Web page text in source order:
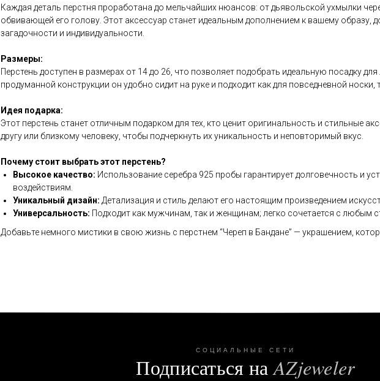
Каждая деталь перстня проработана до мельчайших нюансов: от дьявольской ухмылки
обвивающей его голову. Этот аксессуар станет идеальным дополнением к вашему образу,
загадочности и индивидуальности.
Размеры:
Перстень доступен в размерах от 14 до 26, что позволяет подобрать идеальную посадку
продуманной конструкции он удобно сидит на руке и подходит как для повседневной носки,
Идея подарка:
Этот перстень станет отличным подарком для тех, кто ценит оригинальность и стильные
другу или близкому человеку, чтобы подчеркнуть их уникальность и неповторимый вкус.
Почему стоит выбрать этот перстень?
Высокое качество: Использование серебра 925 пробы гарантирует долговечность и
воздействиям.
Уникальный дизайн: Детализация и стиль делают его настоящим произведением
Универсальность: Подходит как мужчинам, так и женщинам; легко сочетается с любым
Добавьте немного мистики в свою жизнь с перстнем “Череп в Бандане” — украшением,
СОЦИАЛЬНЫЕ СЕТИ
Подписаться на AZjeweler